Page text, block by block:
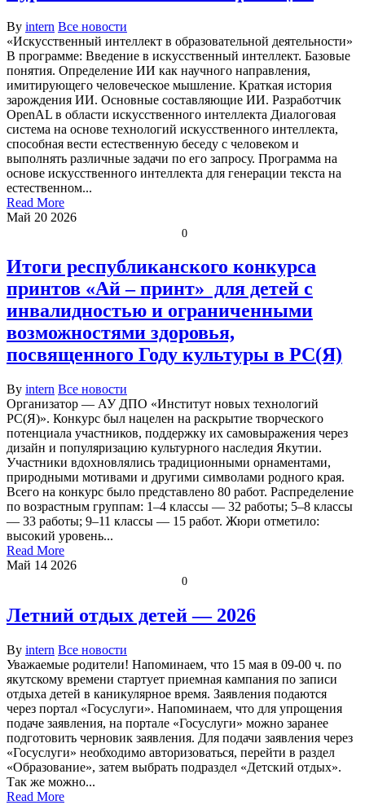
By intern Все новости
«Искусственный интеллект в образовательной деятельности»
В программе: Введение в искусственный интеллект. Базовые
понятия. Определение ИИ как научного направления,
имитирующего человеческое мышление. Краткая история
зарождения ИИ. Основные составляющие ИИ. Разработчик
OpenAL в области искусственного интеллекта Диалоговая
система на основе технологий искусственного интеллекта,
способная вести естественную беседу с человеком и
выполнять различные задачи по его запросу. Программа на
основе искусственного интеллекта для генерации текста на
естественном...
Read More
Май 20 2026
0
Итоги республиканского конкурса
принтов «Ай – принт» для детей с
инвалидностью и ограниченными
возможностями здоровья,
посвященного Году культуры в РС(Я)
By intern Все новости
Организатор — АУ ДПО «Институт новых технологий
РС(Я)». Конкурс был нацелен на раскрытие творческого
потенциала участников, поддержку их самовыражения через
дизайн и популяризацию культурного наследия Якутии.
Участники вдохновлялись традиционными орнаментами,
природными мотивами и другими символами родного края.
Всего на конкурс было представлено 80 работ. Распределение
по возрастным группам: 1–4 классы — 32 работы; 5–8 классы
— 33 работы; 9–11 классы — 15 работ. Жюри отметило:
высокий уровень...
Read More
Май 14 2026
0
Летний отдых детей — 2026
By intern Все новости
Уважаемые родители! Напоминаем, что 15 мая в 09-00 ч. по
якутскому времени стартует приемная кампания по записи
отдыха детей в каникулярное время. Заявления подаются
через портал «Госуслуги». Напоминаем, что для упрощения
подаче заявления, на портале «Госуслуги» можно заранее
подготовить черновик заявления. Для подачи заявления через
«Госуслуги» необходимо авторизоваться, перейти в раздел
«Образование», затем выбрать подраздел «Детский отдых».
Так же можно...
Read More